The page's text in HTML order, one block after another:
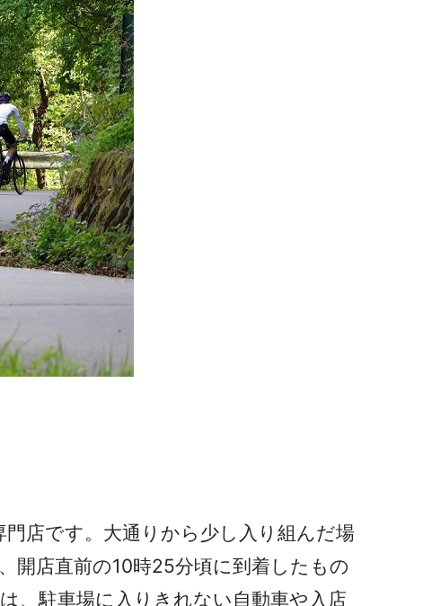
店です。大通りから少し入り組んだ場
開店直前の10時25分頃に到着したもの
、駐車場に入りきれない自動車や入店